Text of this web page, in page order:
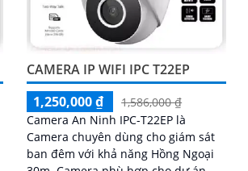
CAMERA IP WIFI IPC T22EP
1,250,000 ₫
1,586,000 ₫
Camera An Ninh IPC-T22EP là
Camera chuyên dùng cho giám sát
ban đêm với khả năng Hồng Ngoại